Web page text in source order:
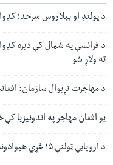
د پولنډ او بېلاروس سرحد؛
د فرانسې په شمال کې دیره
ته ولاړ شو
د مهاجرت نړیوال سازمان: افغانستان کې ۵.۵ میلیون
یو افغان مهاجر په اندونیزیا کې
د اروپايي ټولنې ۱۵ غړي هیوادونه ۴۰زره افغان کډوال مني